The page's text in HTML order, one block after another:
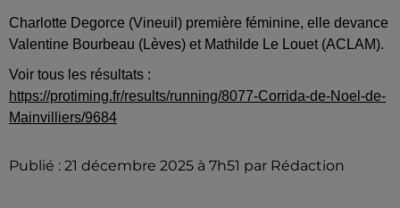
Charlotte Degorce (Vineuil) première féminine, elle devance
Valentine Bourbeau (Lèves) et Mathilde Le Louet (ACLAM).
Voir tous les résultats :
https://protiming.fr/results/running/8077-Corrida-de-Noel-de-
Mainvilliers/9684
Publié : 21 décembre 2025 à 7h51 par Rédaction